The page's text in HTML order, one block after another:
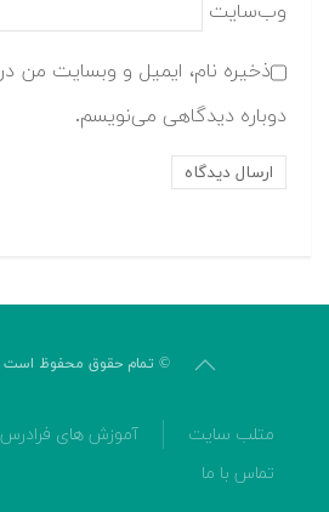
وب‌سایت
ذخیره نام، ایمیل و وبسایت من
دوباره دیدگاهی می‌نویسم.
© تمام حقوق محفوظ
متلب سایت آموزش های فرادرس
تماس با ما